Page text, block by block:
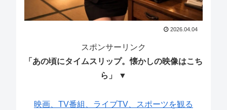
2026.04.04
スポンサーリンク
「あの頃にタイムスリップ。懐かしの映像はこち
ら」 ▼
映画、TV番組、ライブTV、スポーツを観る